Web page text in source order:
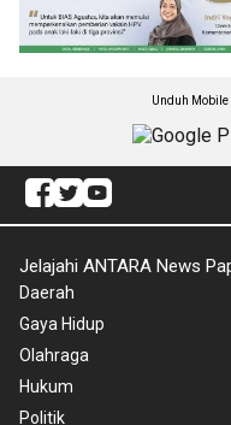
Unduh
Jelajahi ANTARA News
Daerah
Gaya Hidup
Olahraga
Hukum
Politik